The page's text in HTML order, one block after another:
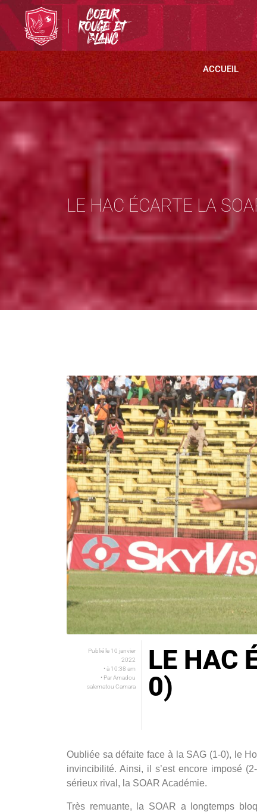
ACCUEIL
LE HAC ÉCARTE LA
Publié le 10 janvier
2022
• à 10:38 am
• ParAmadou
salematou Camara
LE HAC
0)
Oubliée sa défaite face à la SAG (1-0), le
invincibilité. Ainsi, il s’est encore imposé
sérieux rival, la SOAR Académie.
Très remuante, la SOAR a longtemps